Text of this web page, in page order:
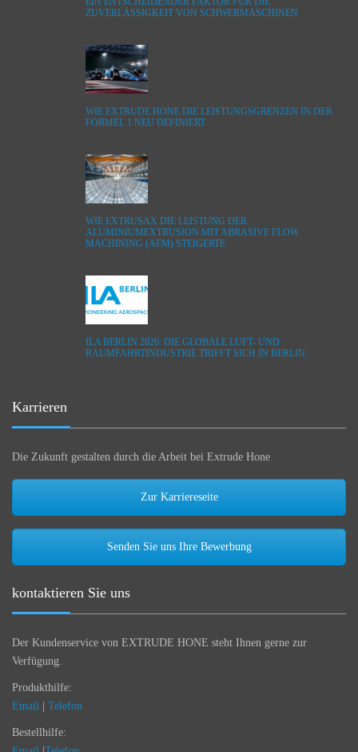
ZUVERLÄSSIGKEIT VON SCHWERMASCHINEN
WIE EXTRUDE HONE DIE LEISTUNGSGRENZEN IN DER
FORMEL 1 NEU DEFINIERT
WIE EXTRUSAX DIE LEISTUNG DER
ALUMINIUMEXTRUSION MIT ABRASIVE FLOW
MACHINING (AFM) STEIGERTE
ILA BERLIN 2026: DIE GLOBALE LUFT- UND
RAUMFAHRTINDUSTRIE TRIFFT SICH IN BERLIN
Karrieren
Die Zukunft gestalten durch die Arbeit bei Extrude Hone
Zur Karriereseite
Senden Sie uns Ihre Bewerbung
kontaktieren Sie uns
Der Kundenservice von EXTRUDE HONE steht Ihnen gerne zur
Verfügung.
Produkthilfe:
Email
Telefon
Bestellhilfe: